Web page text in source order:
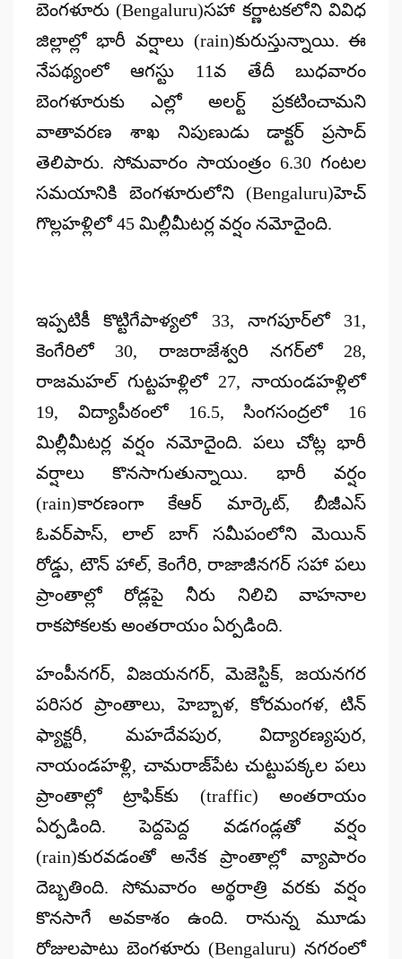
బెంగళూరు (Bengaluru)సహా కర్ణాటకలోని వివిధ
జిల్లాల్లో భారీ వర్షాలు (rain)కురుస్తున్నాయి. ఈ
నేపథ్యంలో ఆగస్టు 11వ తేదీ బుధవారం
బెంగళూరుకు ఎల్లో అలర్ట్ ప్రకటించామని
వాతావరణ శాఖ నిపుణుడు డాక్టర్ ప్రసాద్
తెలిపారు. సోమవారం సాయంత్రం 6.30 గంటల
సమయానికి బెంగళూరులోని (Bengaluru)హెచ్
గొల్లహళ్లిలో 45 మిల్లీమీటర్ల వర్షం నమోదైంది.
ఇప్పటికీ కొట్టిగేపాళ్యలో 33, నాగపూర్‌లో 31,
కెంగేరిలో 30, రాజరాజేశ్వరి నగర్‌లో 28,
రాజమహల్‌ గుట్టహళ్లిలో 27, నాయండహళ్లిలో
19, విద్యాపీఠంలో 16.5, సింగసంద్రలో 16
మిల్లీమీటర్ల వర్షం నమోదైంది. పలు చోట్ల భారీ
వర్షాలు కొనసాగుతున్నాయి. భారీ వర్షం
(rain)కారణంగా కేఆర్ మార్కెట్, బీజీఎస్
ఓవర్‌పాస్, లాల్ బాగ్ సమీపంలోని మెయిన్
రోడ్డు, టౌన్ హాల్, కెంగేరి, రాజాజీనగర్ సహా పలు
ప్రాంతాల్లో రోడ్లపై నీరు నిలిచి వాహనాల
రాకపోకలకు అంతరాయం ఏర్పడింది.
హంపీనగర్‌, విజయనగర్‌, మెజెస్టిక్‌, జయనగర
పరిసర ప్రాంతాలు, హెబ్బాళ, కోరమంగళ, టిన్‌
ఫ్యాక్టరీ, మహదేవపుర, విద్యారణ్యపుర,
నాయండహళ్లి, చామరాజ్‌పేట చుట్టుపక్కల పలు
ప్రాంతాల్లో ట్రాఫిక్‌కు (traffic) అంతరాయం
ఏర్పడింది. పెద్దపెద్ద వడగండ్లతో వర్షం
(rain)కురవడంతో అనేక ప్రాంతాల్లో వ్యాపారం
దెబ్బతింది. సోమవారం అర్థరాత్రి వరకు వర్షం
కొనసాగే అవకాశం ఉంది. రానున్న మూడు
రోజులపాటు బెంగళూరు (Bengaluru) నగరంలో